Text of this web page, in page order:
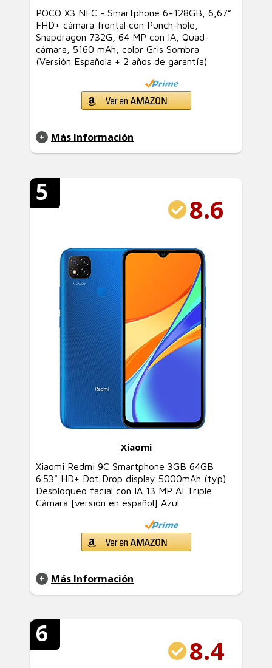
POCO X3 NFC - Smartphone 6+128GB, 6,67”
FHD+ cámara frontal con Punch-hole,
Snapdragon 732G, 64 MP con IA, Quad-
cámara, 5160 mAh, color Gris Sombra
(Versión Española + 2 años de garantía)
Más Información
5
8.6
Xiaomi
Xiaomi Redmi 9C Smartphone 3GB 64GB
6.53" HD+ Dot Drop display 5000mAh (typ)
Desbloqueo facial con IA 13 MP AI Triple
Cámara [versión en español] Azul
Más Información
6
8.4